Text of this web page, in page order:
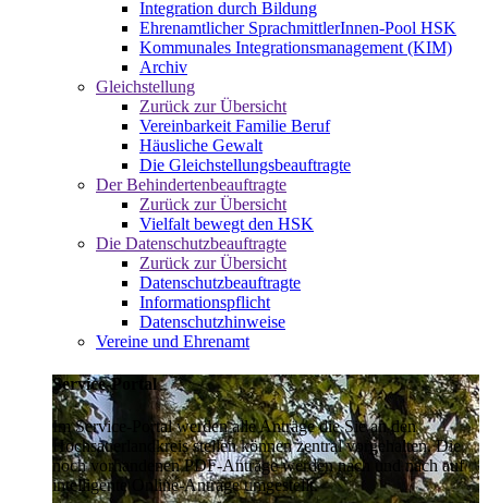
Integration durch Bildung
Ehrenamtlicher SprachmittlerInnen-Pool HSK
Kommunales Integrationsmanagement (KIM)
Archiv
Gleichstellung
Zurück zur Übersicht
Vereinbarkeit Familie Beruf
Häusliche Gewalt
Die Gleichstellungsbeauftragte
Der Behindertenbeauftragte
Zurück zur Übersicht
Vielfalt bewegt den HSK
Die Datenschutzbeauftragte
Zurück zur Übersicht
Datenschutzbeauftragte
Informationspflicht
Datenschutzhinweise
Vereine und Ehrenamt
Service-Portal
Im Service-Portal werden alle Anträge die Sie an den
Hochsauerlandkreis stellen können zentral vorgehalten. Die
noch vorhandenen PDF-Anträge werden nach und nach auf
intelligente Online-Anträge umgestellt.